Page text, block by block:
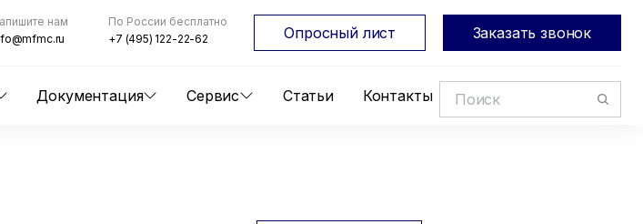
Документация Сервис Статьи Контакты
нам
По России бесплатно
+7 (495) 122-22-62
Опросный лист Заказать звонок